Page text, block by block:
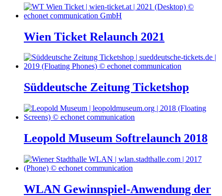
Wien Ticket Relaunch 2021
Süddeutsche Zeitung Ticketshop
Leopold Museum Softrelaunch 2018
WLAN Gewinnspiel-Anwendung der